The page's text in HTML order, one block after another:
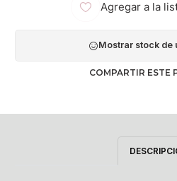
Agregar a la
Mostrar stock de
COMPARTIR ESTE